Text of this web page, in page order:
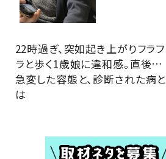
22時過ぎ、突如起き上がりフラフ
ラと歩く1歳娘に違和感。直後…
急変した容態と、診断された病と
は